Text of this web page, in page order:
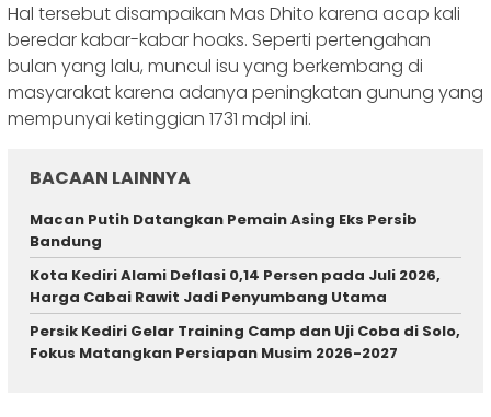
Hal tersebut disampaikan Mas Dhito karena acap kali
beredar kabar-kabar hoaks. Seperti pertengahan
bulan yang lalu, muncul isu yang berkembang di
masyarakat karena adanya peningkatan gunung yang
mempunyai ketinggian 1731 mdpl ini.
BACAAN LAINNYA
Macan Putih Datangkan Pemain Asing Eks Persib
Bandung
Kota Kediri Alami Deflasi 0,14 Persen pada Juli 2026,
Harga Cabai Rawit Jadi Penyumbang Utama
Persik Kediri Gelar Training Camp dan Uji Coba di Solo,
Fokus Matangkan Persiapan Musim 2026-2027